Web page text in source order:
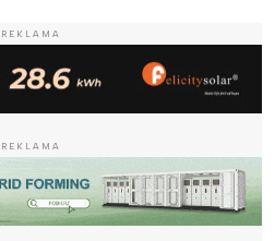
REKLAMA
REKLAMA